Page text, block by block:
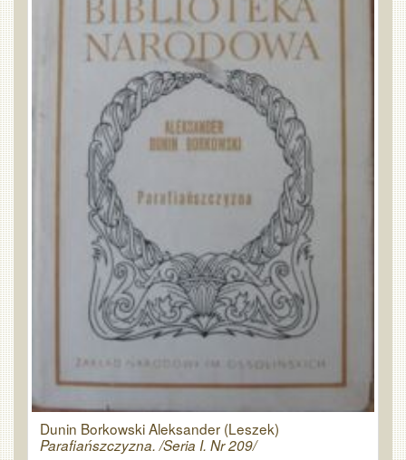
Dunin Borkowski Aleksander (Leszek)
Parafiańszczyzna. /Seria I. Nr 209/